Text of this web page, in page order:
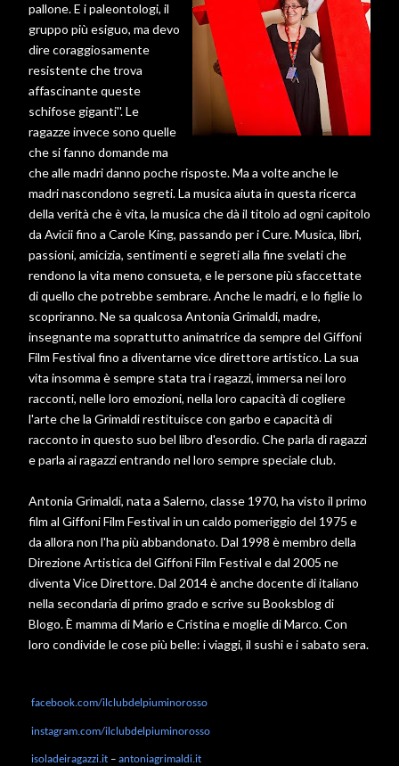
pallone. E i paleontologi, il
gruppo più esiguo, ma devo
dire coraggiosamente
resistente che trova
affascinante queste
schifose giganti''. Le
ragazze invece sono quelle
che si fanno domande ma
che alle madri danno poche risposte. Ma a volte anche le
madri nascondono segreti. La musica aiuta in questa ricerca
della verità che è vita, la musica che dà il titolo ad ogni capitolo
da Avicii fino a Carole King, passando per i Cure. Musica, libri,
passioni, amicizia, sentimenti e segreti alla fine svelati che
rendono la vita meno consueta, e le persone più sfaccettate
di quello che potrebbe sembrare. Anche le madri, e lo figlie lo
scopriranno. Ne sa qualcosa Antonia Grimaldi, madre,
insegnante ma soprattutto animatrice da sempre del Giffoni
Film Festival fino a diventarne vice direttore artistico. La sua
vita insomma è sempre stata tra i ragazzi, immersa nei loro
racconti, nelle loro emozioni, nella loro capacità di cogliere
l'arte che la Grimaldi restituisce con garbo e capacità di
racconto in questo suo bel libro d'esordio. Che parla di ragazzi
e parla ai ragazzi entrando nel loro sempre speciale club.
Antonia Grimaldi, nata a Salerno, classe 1970, ha visto il primo
film al Giffoni Film Festival in un caldo pomeriggio del 1975 e
da allora non l'ha più abbandonato. Dal 1998 è membro della
Direzione Artistica del Giffoni Film Festival e dal 2005 ne
diventa Vice Direttore. Dal 2014 è anche docente di italiano
nella secondaria di primo grado e scrive su Booksblog di
Blogo. È mamma di Mario e Cristina e moglie di Marco. Con
loro condivide le cose più belle: i viaggi, il sushi e i sabato sera.
facebook.com/ilclubdelpiuminorosso
instagram.com/ilclubdelpiuminorosso
isoladeiragazzi.it – antoniagrimaldi.it